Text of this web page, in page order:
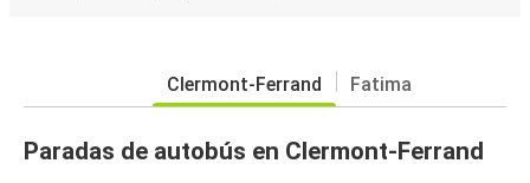
Clermont-Ferrand Fatima
Paradas de autobús en Clermont-Ferrand